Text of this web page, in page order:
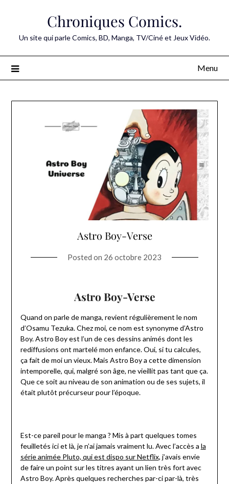
Chroniques Comics.
Un site qui parle Comics, BD, Manga, TV/Ciné et Jeux Vidéo.
Menu
Astro Boy-Verse
Posted on 26 octobre 2023
Astro Boy-Verse
Quand on parle de manga, revient régulièrement le nom
d’Osamu Tezuka. Chez moi, ce nom est synonyme d’Astro
Boy. Astro Boy est l’un de ces dessins animés dont les
rediffusions ont martelé mon enfance. Oui, si tu calcules,
ça fait de moi un vieux. Mais Astro Boy a cette dimension
intemporelle, qui, malgré son âge, ne vieillit pas tant que ça.
Que ce soit au niveau de son animation ou de ses sujets, il
était plutôt précurseur pour l’époque.
Est-ce pareil pour le manga ? Mis à part quelques tomes
feuilletés ici et là, je n’ai jamais vraiment lu. Avec l’accès a la
série animée Pluto, qui est dispo sur Netflix, j’avais envie
de faire un point sur les titres ayant un lien très fort avec
Astro Boy. Après quelques recherches par-ci par-là, très